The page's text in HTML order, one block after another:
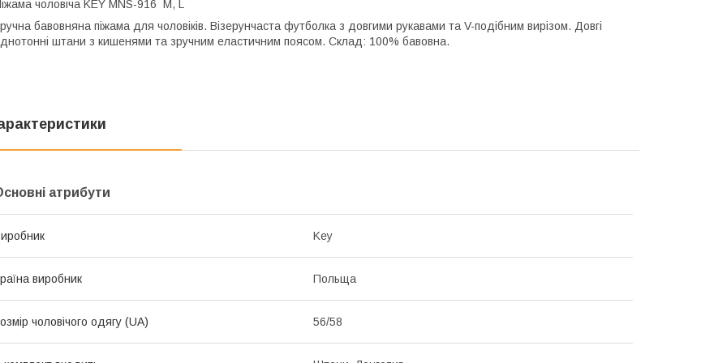
чоловіча KEY MNS-916 M, L
бавовняна піжама для чоловіків. Візерунчаста футболка з довгими рукавами та V-подібним вирізом. Довгі
штани з кишенями та зручним еластичним поясом. Склад: 100% бавовна.
атрибути
Key
виробник Польща
чоловічого одягу (UA) 56/58